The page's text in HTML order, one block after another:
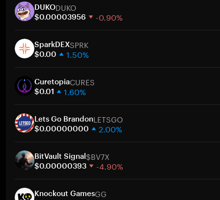
30 天
市值
DUKODUKO
$0.00003956 -0.90%
30 天
市值
SparkDEXSPRK
$0.00 1.50%
30 天
市值
CuretopiaCURES
$0.01 1.60%
30 天
市值
Lets Go BrandonLETSGO
$0.00000000 2.00%
30 天
市值
BitVault Signal$BV7X
$0.00000393 -4.90%
30 天Knockout GamesGG